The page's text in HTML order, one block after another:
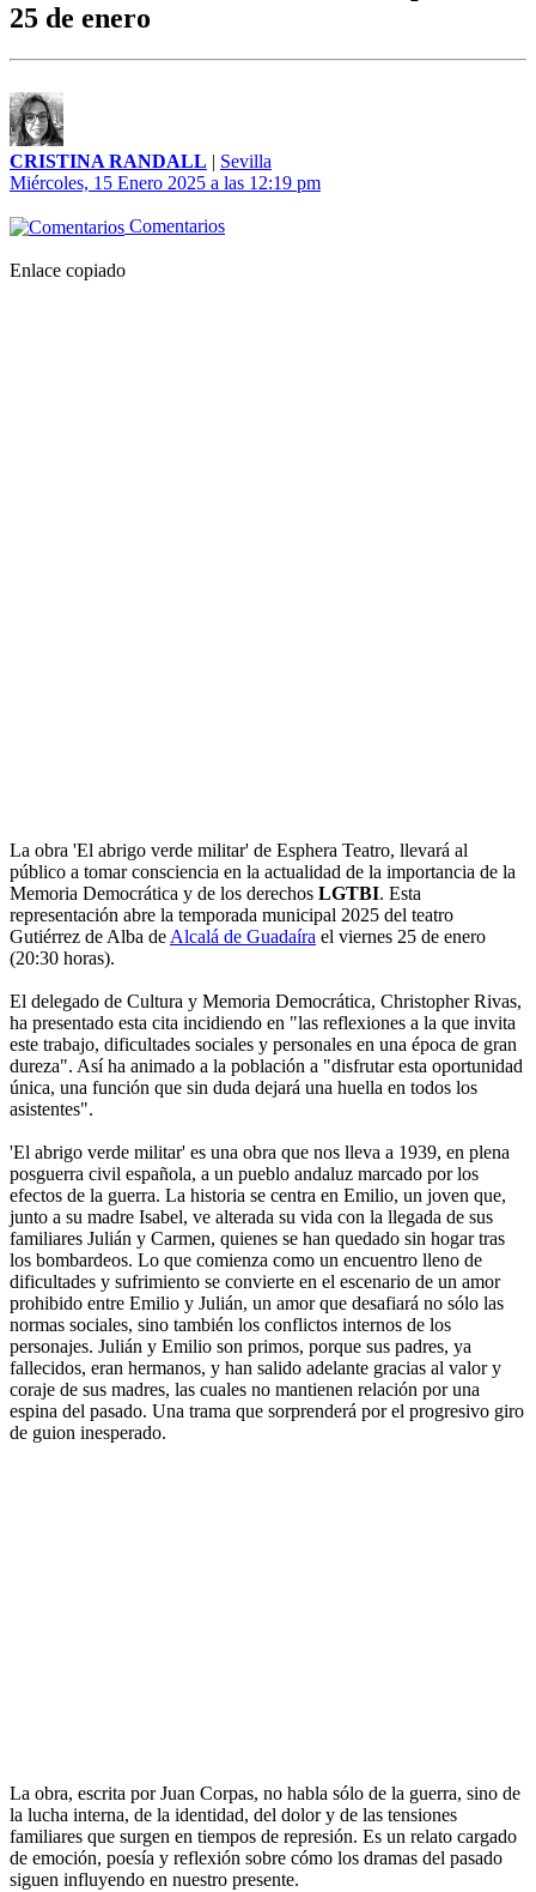
25 de enero
CRISTINA RANDALL | Sevilla
Miércoles, 15 Enero 2025 a las 12:19 pm
Comentarios
Enlace copiado
La obra 'El abrigo verde militar' de Esphera Teatro, llevará al
público a tomar consciencia en la actualidad de la importancia de la
Memoria Democrática y de los derechos LGTBI. Esta
representación abre la temporada municipal 2025 del teatro
Gutiérrez de Alba de Alcalá de Guadaíra el viernes 25 de enero
(20:30 horas).
El delegado de Cultura y Memoria Democrática, Christopher Rivas,
ha presentado esta cita incidiendo en "las reflexiones a la que invita
este trabajo, dificultades sociales y personales en una época de gran
dureza". Así ha animado a la población a "disfrutar esta oportunidad
única, una función que sin duda dejará una huella en todos los
asistentes".
'El abrigo verde militar' es una obra que nos lleva a 1939, en plena
posguerra civil española, a un pueblo andaluz marcado por los
efectos de la guerra. La historia se centra en Emilio, un joven que,
junto a su madre Isabel, ve alterada su vida con la llegada de sus
familiares Julián y Carmen, quienes se han quedado sin hogar tras
los bombardeos. Lo que comienza como un encuentro lleno de
dificultades y sufrimiento se convierte en el escenario de un amor
prohibido entre Emilio y Julián, un amor que desafiará no sólo las
normas sociales, sino también los conflictos internos de los
personajes. Julián y Emilio son primos, porque sus padres, ya
fallecidos, eran hermanos, y han salido adelante gracias al valor y
coraje de sus madres, las cuales no mantienen relación por una
espina del pasado. Una trama que sorprenderá por el progresivo giro
de guion inesperado.
La obra, escrita por Juan Corpas, no habla sólo de la guerra, sino de
la lucha interna, de la identidad, del dolor y de las tensiones
familiares que surgen en tiempos de represión. Es un relato cargado
de emoción, poesía y reflexión sobre cómo los dramas del pasado
siguen influyendo en nuestro presente.